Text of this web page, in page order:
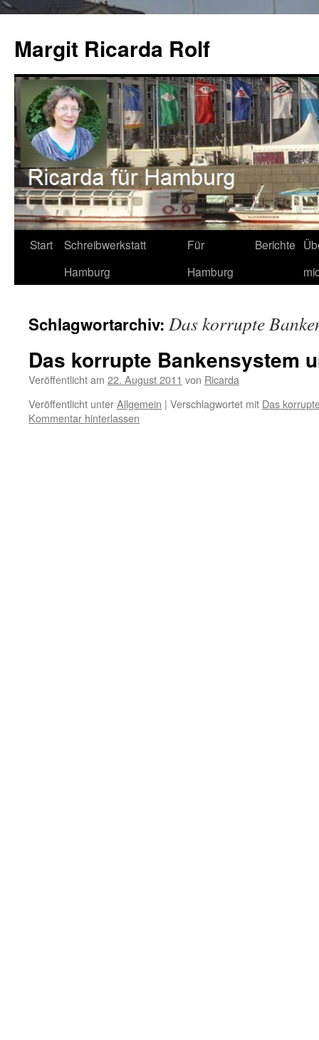
springen
Margit Ricarda Rolf
Start
Schreibwerkstatt
Hamburg
Für
Hamburg
Berichte
Schlagwortarchiv: Das korrupte
Das korrupte Bankensystem
Veröffentlicht am 22. August 2011 von Ricarda
Veröffentlicht unterAllgemein | Verschlagwortet mit Das
Kommentar hinterlassen